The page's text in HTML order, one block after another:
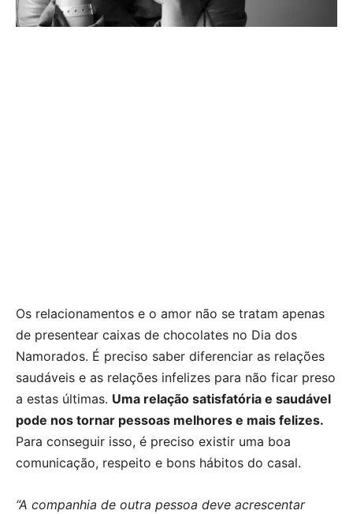
Os relacionamentos e o amor não se tratam apenas
de presentear caixas de chocolates no Dia dos
Namorados. É preciso saber diferenciar as relações
saudáveis e as relações infelizes para não ficar preso
a estas últimas. Uma relação satisfatória e saudável
pode nos tornar pessoas melhores e mais felizes.
Para conseguir isso, é preciso existir uma boa
comunicação, respeito e bons hábitos do casal.
“A companhia de outra pessoa deve acrescentar